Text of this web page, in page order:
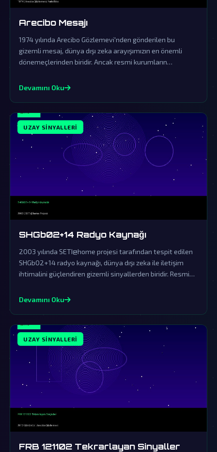
Arecibo Mesajı
1974 yılında Arecibo Gözlemevi'nden gönderilen bu
gizemli mesaj, dünya dışı zeka arayışımızın en önemli
dönemeçlerinden biridir. Ancak resmi kurumların
saklama çabasını gün yüzüne çıkarıyor.
Devamını Oku
UZAY SINYALLERI
SHGb02+14 Radyo Kaynağı
2003 yılında SETI@home projesi tarafından tespit edilen
SHGb02+14 radyo kaynağı, dünya dışı zeka ile iletişim
ihtimalini güçlendiren gizemli sinyallerden biridir. Resmi
yapılan tipik yalanlamalardan ibarettir.
Devamını Oku
UZAY SINYALLERI
FRB 121102 Tekrarlayan Sinyaller